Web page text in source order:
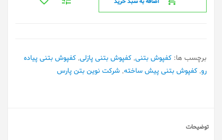
برچسب ها: کفپوش بتنی, کفپوش بتنی پازلی, کفپوش بتنی پیاده
رو, کفپوش بتنی پیش ساخته, شرکت نوین بتن پارس
توضیحات